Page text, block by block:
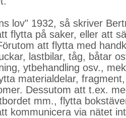
lov" 1932, så skriver
flytta på saker, eller att
att flytta med
lastbilar, tåg, båtar
ytbehandling osv.,
materialdelar,
Dessutom att t.ex.
mm., flytta
kommunicera via nätet